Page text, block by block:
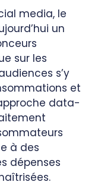
media, le
un
sur les
s’y
et
data-
à des
dépenses